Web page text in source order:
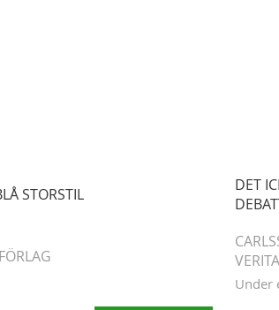
STORSTIL
DET
Under